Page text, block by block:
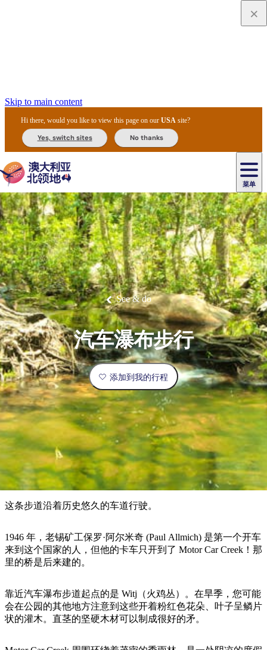
Skip to main content
Hi there, would you like to view this page on ourUSA site?
Yes, switch sites No thanks
菜单
主
导
航
景
点
最
受
欢
迎
目
的
地
内
陆
和
户
外
按
地
区
探
索
达
尔
文
爱
丽
斯
泉
乌
鲁
鲁
卡
卡
杜
国
家
公
园
李
治
菲
特
国
家
公
园
瓦
塔
卡
国
家
公
园
提
维
群
岛
东
阿
纳
姆
地
马
塔
兰
卡
温
泉
池
尼
特
米
鲁
克
国
家
公
园
卡
鲁
卡
鲁
/
魔
鬼
大
理
石
保
护
区
马
古
克
瀑
布
茨
奥
里
查
/
西
麦
克
唐
纳
国
家
公
园
活
动
体
验
旅
行
者
类
型
精
选
榜
单
住
民
文
化
体
验
美
食
攻
略
节
庆
与
活
动
户
外
和
探
险
自
然
和
野
生
动
植
物
历
史
和
遗
产
钓
鱼
高
端
旅
游
露
营
和
豪
华
野
营
旅
行
灵
感
规
划
您
旅
行
规
划
和
预
订
实
用
信
息
规
划
工
具
住
宿
导
游
陪
同
旅
程
租
车
和
交
通
See & do
汽车瀑布步行
添加到我的行程
这条步道沿着历史悠久的车道行驶。
1946 年，老锡矿工保罗·阿尔米奇 (Paul Allmich) 是第一个开车
来到这个国家的人，但他的卡车只开到了 Motor Car Creek！那
里的桥是后来建的。
靠近汽车瀑布步道起点的是 Witj（火鸡丛）。在旱季，您可能
会在公园的其他地方注意到这些开着粉红色花朵、叶子呈鳞片
状的灌木。直茎的坚硬木材可以制成很好的矛。